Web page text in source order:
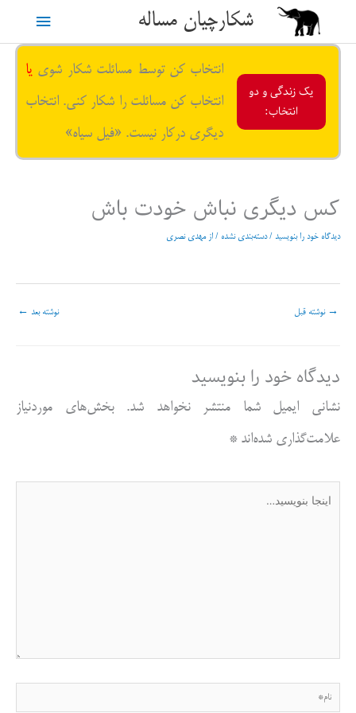
محتوا
شکارچیان مساله
فهرست
یک زندگی و دو
انتخاب:
انتخاب کن توسط مسائلت شکار شوی یا
انتخاب کن مسائلت را شکار کنی. انتخاب
دیگری درکار نیست. «فیل سیاه»
کس دیگری نباش خودت باش
دیدگاه‌ خود را بنویسید /دسته‌بندی نشده / از مهدی نصری
→ نوشته قبل نوشته بعد ←
دیدگاه‌ خود را بنویسید
نشانی ایمیل شما منتشر نخواهد شد.
بخش‌های موردنیاز
علامت‌گذاری شده‌اند*
نام*